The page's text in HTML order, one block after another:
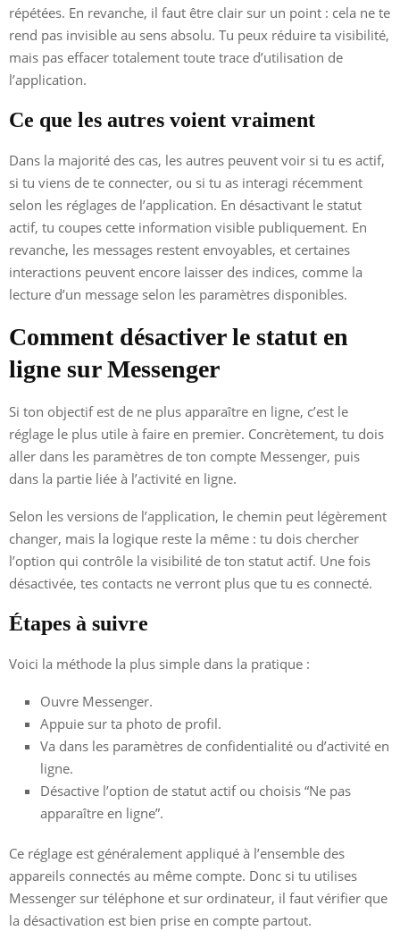
répétées. En revanche, il faut être clair sur un point : cela ne te
rend pas invisible au sens absolu. Tu peux réduire ta visibilité,
mais pas effacer totalement toute trace d’utilisation de
l’application.
Ce que les autres voient vraiment
Dans la majorité des cas, les autres peuvent voir si tu es actif,
si tu viens de te connecter, ou si tu as interagi récemment
selon les réglages de l’application. En désactivant le statut
actif, tu coupes cette information visible publiquement. En
revanche, les messages restent envoyables, et certaines
interactions peuvent encore laisser des indices, comme la
lecture d’un message selon les paramètres disponibles.
Comment désactiver le statut en
ligne sur Messenger
Si ton objectif est de ne plus apparaître en ligne, c’est le
réglage le plus utile à faire en premier. Concrètement, tu dois
aller dans les paramètres de ton compte Messenger, puis
dans la partie liée à l’activité en ligne.
Selon les versions de l’application, le chemin peut légèrement
changer, mais la logique reste la même : tu dois chercher
l’option qui contrôle la visibilité de ton statut actif. Une fois
désactivée, tes contacts ne verront plus que tu es connecté.
Étapes à suivre
Voici la méthode la plus simple dans la pratique :
Ouvre Messenger.
Appuie sur ta photo de profil.
Va dans les paramètres de confidentialité ou d’activité en
ligne.
Désactive l’option de statut actif ou choisis “Ne pas
apparaître en ligne”.
Ce réglage est généralement appliqué à l’ensemble des
appareils connectés au même compte. Donc si tu utilises
Messenger sur téléphone et sur ordinateur, il faut vérifier que
la désactivation est bien prise en compte partout.